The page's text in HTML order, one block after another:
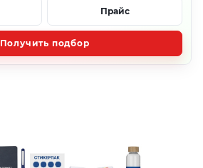
Прайс
Получить подбор